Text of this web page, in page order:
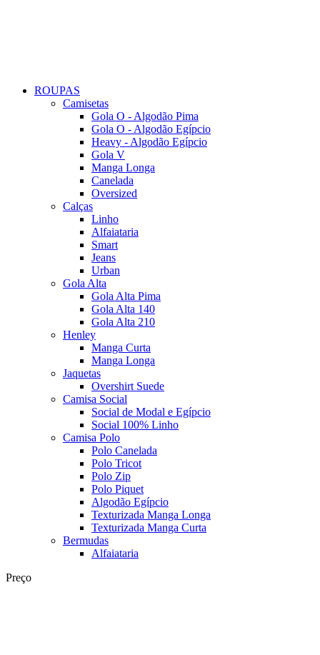
ROUPAS
Camisetas
Gola O - Algodão Pima
Gola O - Algodão Egípcio
Heavy - Algodão Egípcio
Gola V
Manga Longa
Canelada
Oversized
Calças
Linho
Alfaiataria
Smart
Jeans
Urban
Gola Alta
Gola Alta Pima
Gola Alta 140
Gola Alta 210
Henley
Manga Curta
Manga Longa
Jaquetas
Overshirt Suede
Camisa Social
Social de Modal e Egípcio
Social 100% Linho
Camisa Polo
Polo Canelada
Polo Tricot
Polo Zip
Polo Piquet
Algodão Egípcio
Texturizada Manga Longa
Texturizada Manga Curta
Bermudas
Alfaiataria
Preço